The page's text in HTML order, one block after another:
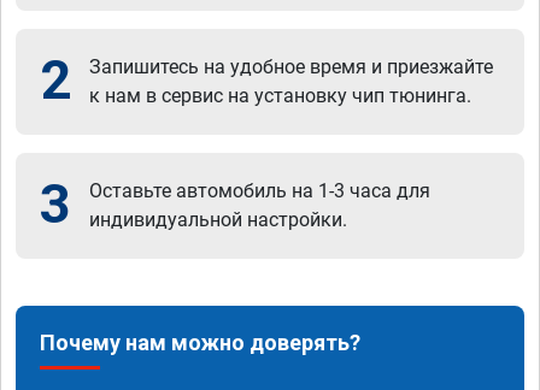
2
Запишитесь на удобное время и приезжайте
к нам в сервис на установку чип тюнинга.
3
Оставьте автомобиль на 1-3 часа для
индивидуальной настройки.
Почему нам можно доверять?